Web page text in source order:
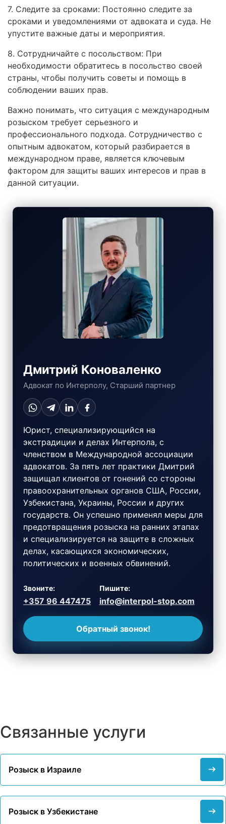
7. Следите за сроками: Постоянно следите за
сроками и уведомлениями от адвоката и суда. Не
упустите важные даты и мероприятия.
8. Сотрудничайте с посольством: При
необходимости обратитесь в посольство своей
страны, чтобы получить советы и помощь в
соблюдении ваших прав.
Важно понимать, что ситуация с международным
розыском требует серьезного и
профессионального подхода. Сотрудничество с
опытным адвокатом, который разбирается в
международном праве, является ключевым
фактором для защиты ваших интересов и прав в
данной ситуации.
Дмитрий Коноваленко
Адвокат по Интерполу, Старший партнер
Юрист, специализирующийся на
экстрадиции и делах Интерпола, с
членством в Международной ассоциации
адвокатов. За пять лет практики Дмитрий
защищал клиентов от гонений со стороны
правоохранительных органов США, России,
Узбекистана, Украины, России и других
государств. Он успешно применял меры для
предотвращения розыска на ранних этапах
и специализируется на защите в сложных
делах, касающихся экономических,
политических и военных обвинений.
Звоните:
+357 96 447475
Пишите:
info@interpol-stop.com
Обратный звонок!
Связанные услуги
Розыск в Израиле
Розыск в Узбекистане